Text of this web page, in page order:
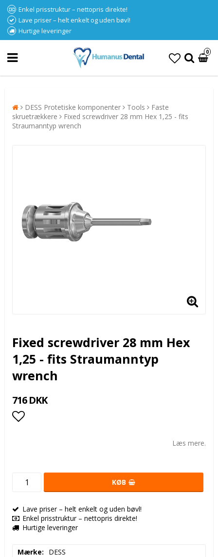
Enkel prisstruktur – nettopris direkte!
Lave priser – helt enkelt og uden bøvl!
Hurtige leveringer
0
DESS Protetiske komponenter Tools
Faste
skruetrækkere
Fixed screwdriver 28 mm Hex 1,25 - fits
Straumanntyp wrench
Fixed screwdriver 28 mm Hex
1,25 - fits Straumanntyp
wrench
716 DKK
Læs mere.
KØB
Lave priser – helt enkelt og uden bøvl!
Enkel prisstruktur – nettopris direkte!
Hurtige leveringer
Mærke DESS